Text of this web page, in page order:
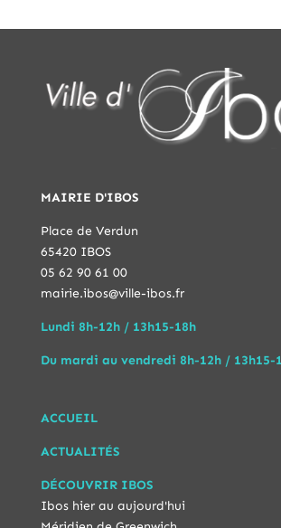
MAIRIE D'IBOS
Place de Verdun
65420 IBOS
05 62 90 61 00
mairie.ibos@ville-ibos.fr
Lundi 8h-12h / 13h15-18h
Du mardi au vendredi 8h-12h / 13h15-
ACCUEIL
ACTUALITÉS
DÉCOUVRIR IBOS
Ibos hier au aujourd'hui